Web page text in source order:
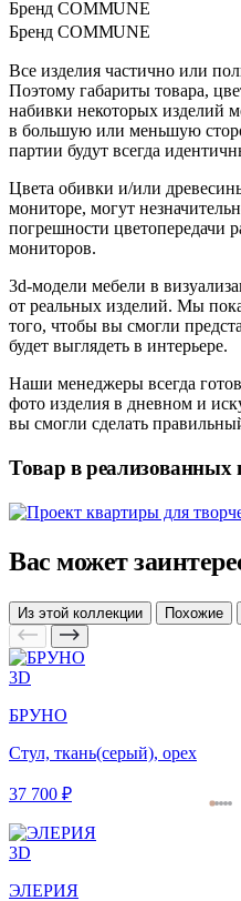
Бренд COMMUNE
Бренд COMMUNE
Все изделия частично или
Поэтому габариты товара,
набивки некоторых изделий
в большую или меньшую
партии будут всегда
Цвета обивки и/или
мониторе, могут
погрешности цветопередачи
мониторов.
3d-модели мебели в
от реальных изделий. Мы
того, чтобы вы смогли
будет выглядеть в интерьере.
Наши менеджеры всегда
фото изделия в дневном и
вы смогли сделать
Товар в реализованных
Вас может
Из этой коллекции Похожие
3D
БРУНО
Стул, ткань(серый), орех
37 700 ₽
3D
ЭЛЕРИЯ